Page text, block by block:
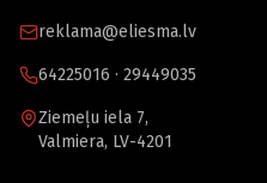
reklama@eliesma.lv
64225016 · 29449035
Ziemeļu iela 7,
Valmiera, LV-4201